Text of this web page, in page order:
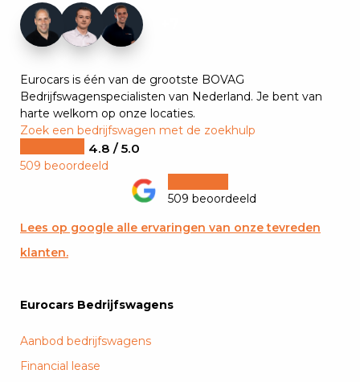
Eurocars is één van de grootste BOVAG
Bedrijfswagenspecialisten van Nederland. Je bent van
harte welkom op onze locaties.
Zoek een bedrijfswagen met de zoekhulp
4.8 / 5.0
509 beoordeeld
509 beoordeeld
Lees op google alle ervaringen van onze tevreden
klanten.
Eurocars Bedrijfswagens
Aanbod bedrijfswagens
Financial lease